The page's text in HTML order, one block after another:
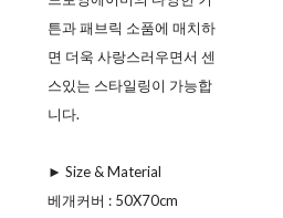
튼과 패브릭 소품에 매치하
면 더욱 사랑스러우면서 센
스있는 스타일링이 가능합
니다.
► Size & Material
ㅤ베개커버 : 50X70cm